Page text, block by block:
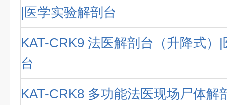
|医学实验解剖台
KAT-CRK9 法医解剖台（升降式）
台
KAT-CRK8 多功能法医现场尸体解